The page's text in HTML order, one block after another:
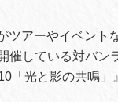
ツアーやイベント
している対バン
「光と影の共鳴